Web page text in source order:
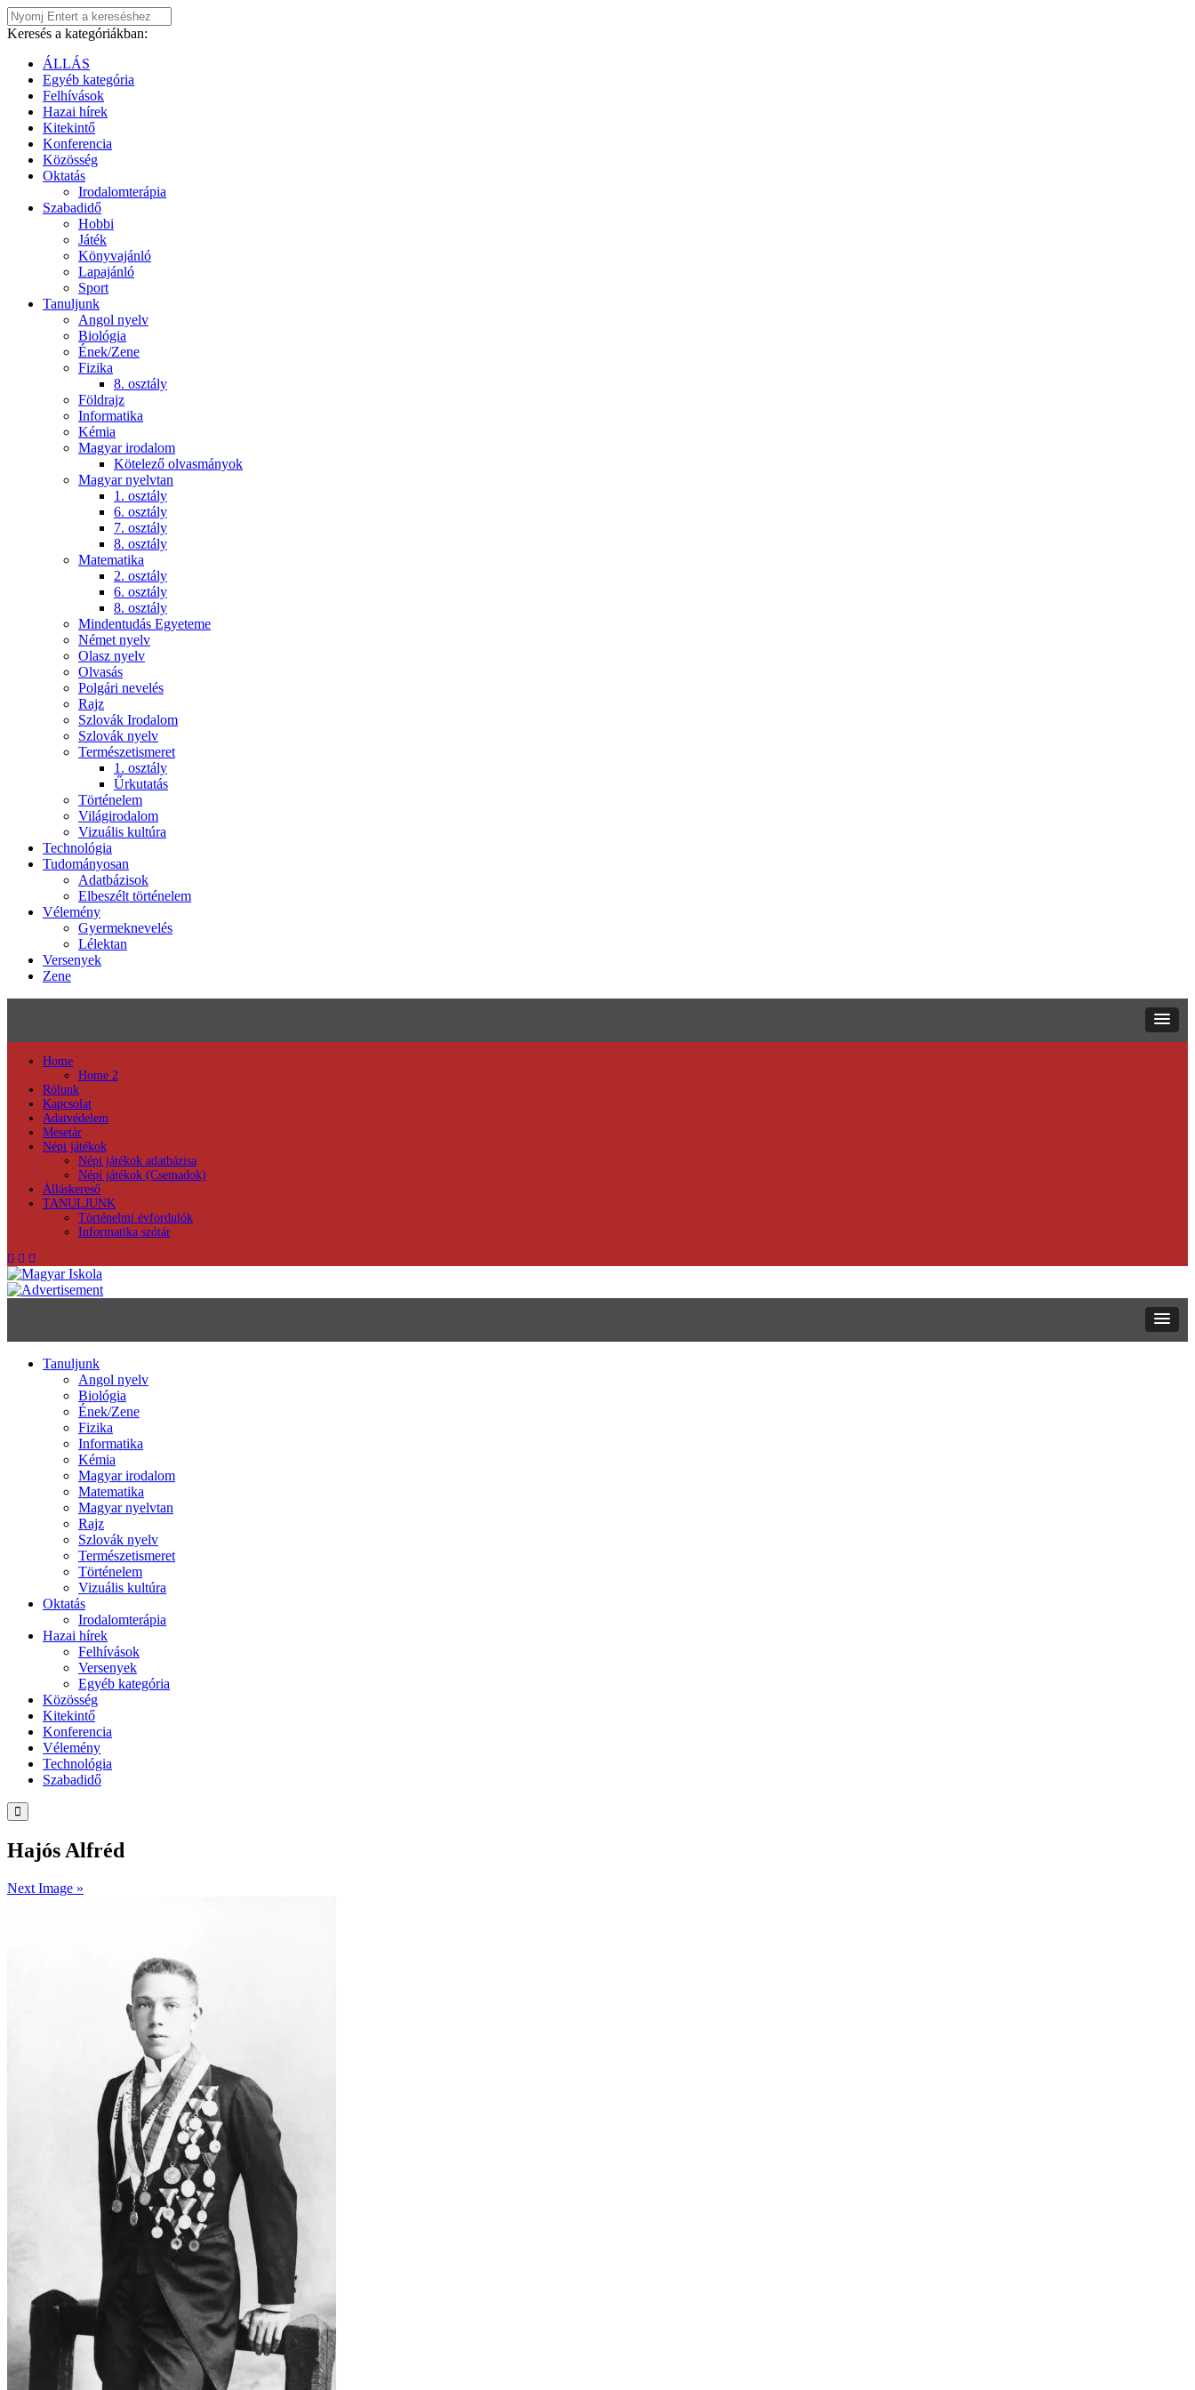
Keresés a kategóriákban:
ÁLLÁS
Egyéb kategória
Felhívások
Hazai hírek
Kitekintő
Konferencia
Közösség
Oktatás
Irodalomterápia
Szabadidő
Hobbi
Játék
Könyvajánló
Lapajánló
Sport
Tanuljunk
Angol nyelv
Biológia
Ének/Zene
Fizika
8. osztály
Földrajz
Informatika
Kémia
Magyar irodalom
Kötelező olvasmányok
Magyar nyelvtan
1. osztály
6. osztály
7. osztály
8. osztály
Matematika
2. osztály
6. osztály
8. osztály
Mindentudás Egyeteme
Német nyelv
Olasz nyelv
Olvasás
Polgári nevelés
Rajz
Szlovák Irodalom
Szlovák nyelv
Természetismeret
1. osztály
Űrkutatás
Történelem
Világirodalom
Vizuális kultúra
Technológia
Tudományosan
Adatbázisok
Elbeszélt történelem
Vélemény
Gyermeknevelés
Lélektan
Versenyek
Zene
Home
Home 2
Rólunk
Kapcsolat
Adatvédelem
Mesetár
Népi játékok
Népi játékok adatbázisa
Népi játékok (Csemadok)
Álláskereső
TANULJUNK
Történelmi évfordulók
Informatika szótár
Tanuljunk
Angol nyelv
Biológia
Ének/Zene
Fizika
Informatika
Kémia
Magyar irodalom
Matematika
Magyar nyelvtan
Rajz
Szlovák nyelv
Természetismeret
Történelem
Vizuális kultúra
Oktatás
Irodalomterápia
Hazai hírek
Felhívások
Versenyek
Egyéb kategória
Közösség
Kitekintő
Konferencia
Vélemény
Technológia
Szabadidő
Hajós Alfréd
Next Image »